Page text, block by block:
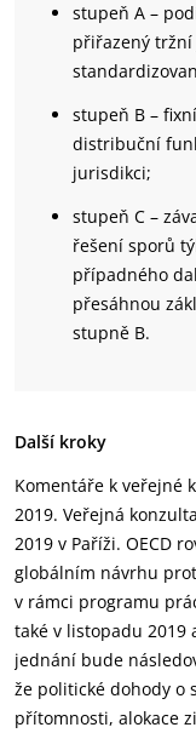
stupeň A –
přiřazený
stupeň B –
distribuční
jurisdikci;
stupeň C –
řešení sporů
případného
přesáhnou
stupně B.
Další kroky
Komentáře k veřejné
2019. Veřejná
2019 v Paříži. OECD
globálním návrhu
v rámci programu
také v listopadu 2019
jednání bude
že politické dohody o
přítomnosti, alokace